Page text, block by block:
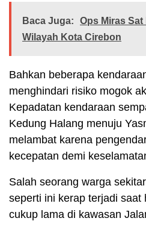
Baca Juga:
Ops Miras
Wilayah Kota Cirebon
Bahkan beberapa
menghindari risiko mogok
Kepadatan kendaraan
Kedung Halang menuju
melambat karena
kecepatan demi
Salah seorang warga
seperti ini kerap terjadi saat
cukup lama di kawasan